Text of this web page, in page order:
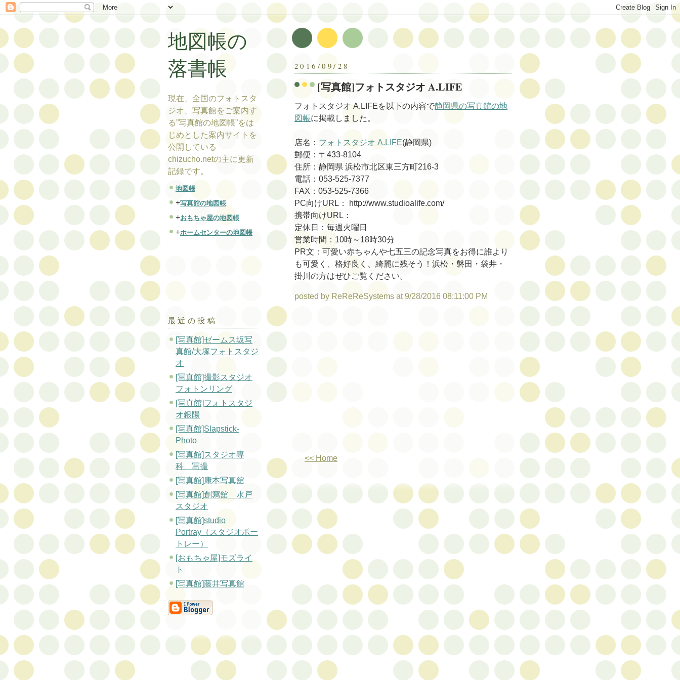
2016/09/28
[写真館]フォトスタジオ A.LIFE
フォトスタジオ A.LIFEを以下の内容で静岡県の写真館の地
図帳に掲載しました。
店名： フォトスタジオ A.LIFE(静岡県)
郵便：〒433-8104
住所：静岡県 浜松市北区東三方町216-3
電話：053-525-7377
FAX：053-525-7366
PC向けURL： http://www.studioalife.com/
携帯向けURL：
定休日：毎週火曜日
営業時間：10時～18時30分
PR文：可愛い赤ちゃんや七五三の記念写真をお得に誰より
も可愛く、格好良く、綺麗に残そう！浜松・磐田・袋井・
掛川の方はぜひご覧ください。
posted by ReReReSystems at 9/28/2016 08:11:00 PM
<< Home
地図帳の
落書帳
現在、全国のフォトスタ
ジオ、写真館をご案内す
る”写真館の地図帳”をは
じめとした案内サイトを
公開している
chizucho.netの主に更新
記録です。
地図帳
+写真館の地図帳
+おもちゃ屋の地図帳
+ホームセンターの地図帳
最近の投稿
[写真館]ゼームス坂写
真館/大塚フォトスタジ
オ
[写真館]撮影スタジオ
フォトンリング
[写真館]フォトスタジ
オ銀陽
[写真館]Slapstick-
Photo
[写真館]スタジオ専
科 写撮
[写真館]康本写真舘
[写真館]創寫舘 水戸
スタジオ
[写真館]studio
Portray（スタジオポー
トレー）
[おもちゃ屋]モズライ
ト
[写真館]藤井写真館